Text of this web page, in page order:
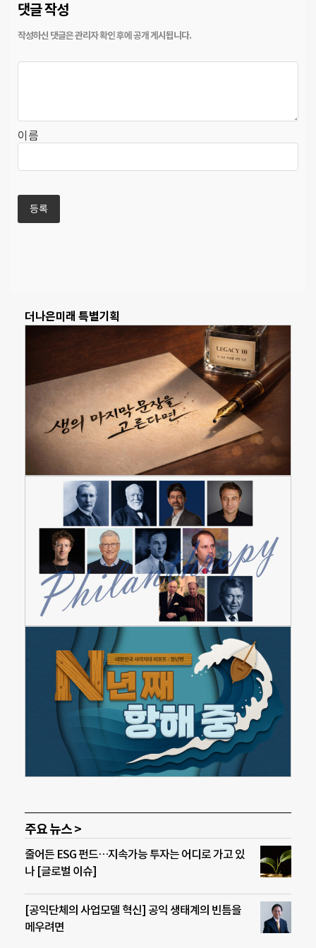
댓글 작성
이름
더나은미래 특별기획
주요 뉴스 >
줄어든 ESG 펀드…지속가능 투자는 어디로 가고 있
나 [글로벌 이슈]
[공익단체의 사업모델 혁신] 공익 생태계의 빈틈을
메우려면